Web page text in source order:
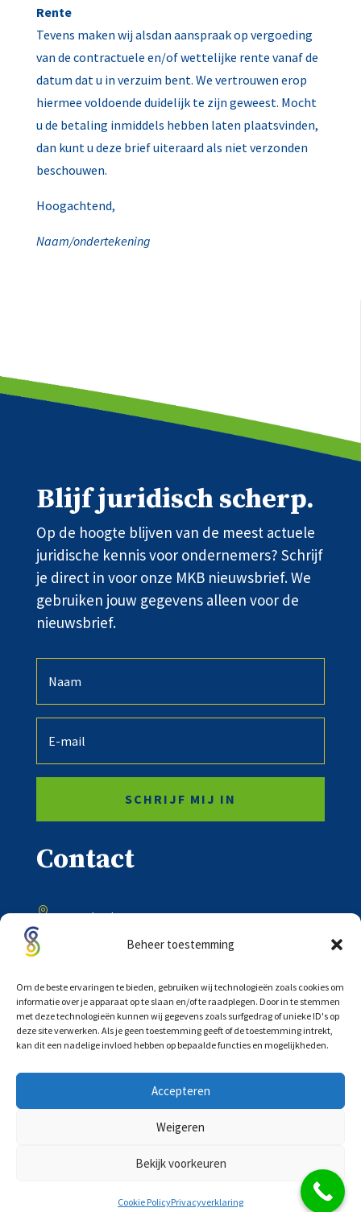
Beheer toestemming
Om de beste ervaringen te bieden, gebruiken wij technologieën zoals cookies om
informatie over je apparaat op te slaan en/of te raadplegen. Door in te stemmen
met deze technologieën kunnen wij gegevens zoals surfgedrag of unieke ID's op
deze site verwerken. Als je geen toestemming geeft of de toestemming intrekt,
kan dit een nadelige invloed hebben op bepaalde functies en mogelijkheden.
Accepteren
Weigeren
Bekijk voorkeuren
Cookie PolicyPrivacyverklaring
Rente
Tevens maken wij alsdan aanspraak op vergoeding
van de contractuele en/of wettelijke rente vanaf de
datum dat u in verzuim bent. We vertrouwen erop
hiermee voldoende duidelijk te zijn geweest. Mocht
u de betaling inmiddels hebben laten plaatsvinden,
dan kunt u deze brief uiteraard als niet verzonden
beschouwen.
Hoogachtend,
Naam/ondertekening
Blijf juridisch scherp.
Op de hoogte blijven van de meest actuele
juridische kennis voor ondernemers? Schrijf
je direct in voor onze MKB nieuwsbrief. We
gebruiken jouw gegevens alleen voor de
nieuwsbrief.
SCHRIJF MIJ IN
Contact

Onder de Toren 20
8302 BV Emmeloord
0527 – 618333
 info@scholtensadvocaten.nl
ALGEMENE VOORWAARDEN
WEBDESIGN: